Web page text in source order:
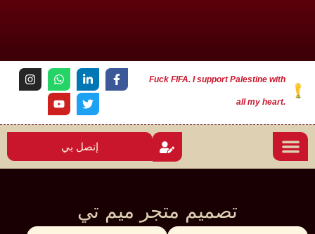
Fuck FIFA. I support Palestine with
all my heart.
إتصل بي
تصميم متجر ميم تي